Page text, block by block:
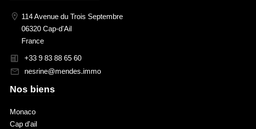
114 Avenue du Trois Septembre
06320 Cap-d'Ail
France
+33 9 83 88 65 60
nesrine@mendes.immo
Nos biens
Monaco
Cap d'ail